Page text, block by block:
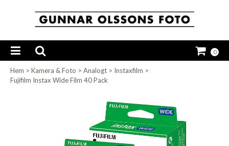
0
Hem > Kamera & Foto > Analogt > Instaxfilm >
Fujifilm Instax Wide Film 40 Pack